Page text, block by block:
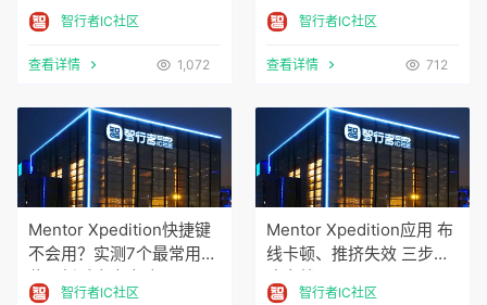
南
智行者IC社区
查看详情 1,072
率
智行者IC社区
查看详情 712
Mentor Xpedition快捷键
不会用？实测7个最常用键
位，新手少走弯路
智行者IC社区
Mentor Xpedition应用 布
线卡顿、推挤失效 三步解
决实战
智行者IC社区